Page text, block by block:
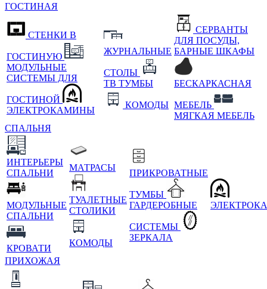
ГОСТИНАЯ
СТЕНКИ В
ГОСТИНУЮ
МОДУЛЬНЫЕ
СИСТЕМЫ ДЛЯ
ГОСТИНОЙ
ЭЛЕКТРОКАМИНЫ
ЖУРНАЛЬНЫЕ
СТОЛЫ
ТВ ТУМБЫ
КОМОДЫ
СЕРВАНТЫ
ДЛЯ ПОСУДЫ,
БАРНЫЕ ШКАФЫ
БЕСКАРКАСНАЯ
МЕБЕЛЬ
МЯГКАЯ МЕБЕЛЬ
СПАЛЬНЯ
ИНТЕРЬЕРЫ
СПАЛЬНИ
МОДУЛЬНЫЕ
СПАЛЬНИ
КРОВАТИ
МАТРАСЫ
ТУАЛЕТНЫЕ
СТОЛИКИ
КОМОДЫ
ПРИКРОВАТНЫЕ
ТУМБЫ
ГАРДЕРОБНЫЕ
СИСТЕМЫ
ЗЕРКАЛА
ПРИХОЖАЯ